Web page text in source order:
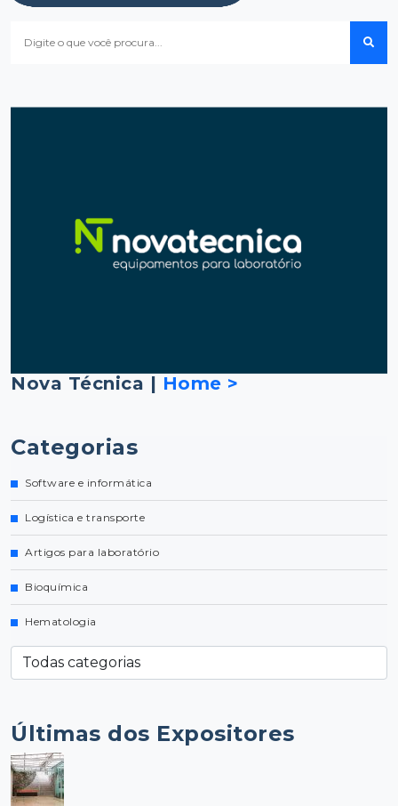
Nova Técnica | Home >
Categorias
Software e informática
Logística e transporte
Artigos para laboratório
Bioquímica
Hematologia
Últimas dos Expositores